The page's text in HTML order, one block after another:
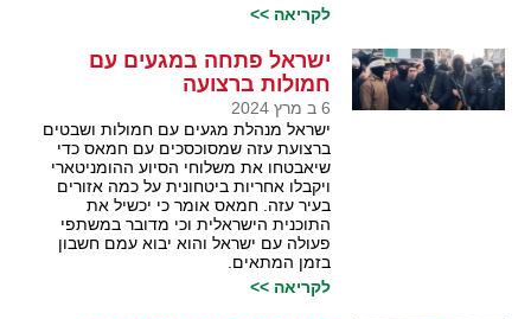
לקריאה >>
ישראל פתחה במגעים עם
חמולות ברצועה
6 ב מרץ 2024
ישראל מנהלת מגעים עם חמולות ושבטים
ברצועת עזה שמסוכסכים עם חמאס כדי
שיאבטחו את משלוחי הסיוע ההומניטארי
ויקבלו אחריות ביטחונית על כמה אזורים
בעיר עזה. חמאס אומר כי יכשיל את
התוכנית הישראלית וכי מדובר במשתפי
פעולה עם ישראל והוא יבוא עמם חשבון
בזמן המתאים.
לקריאה >>